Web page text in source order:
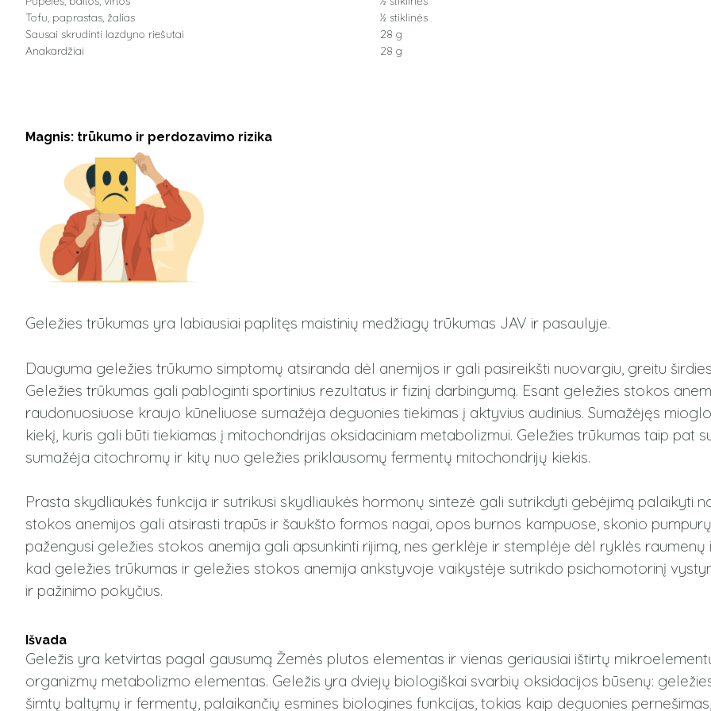
Tofu, paprastas, žalias
½ stiklinės
Sausai skrudinti lazdyno riešutai
28 g
Anakardžiai
28 g
Magnis: trūkumo ir perdozavimo rizika
Geležies trūkumas yra labiausiai paplitęs maistinių medžiagų trūkumas JAV ir pasaulyje.
Dauguma geležies trūkumo simptomų atsiranda dėl anemijos ir gali pasireikšti nuovargiu, greitu
Geležies trūkumas gali pabloginti sportinius rezultatus ir fizinį darbingumą. Esant geležies stokos
raudonuosiuose kraujo kūneliuose sumažėja deguonies tiekimas į aktyvius audinius. Sumažėjęs
kiekį, kuris gali būti tiekiamas į mitochondrijas oksidaciniam metabolizmui. Geležies trūkumas taip pat
sumažėja citochromų ir kitų nuo geležies priklausomų fermentų mitochondrijų kiekis.
Prasta skydliaukės funkcija ir sutrikusi skydliaukės hormonų sintezė gali sutrikdyti gebėjimą palaikyti
stokos anemijos gali atsirasti trapūs ir šaukšto formos nagai, opos burnos kampuose, skonio
pažengusi geležies stokos anemija gali apsunkinti rijimą, nes gerklėje ir stemplėje dėl ryklės raumenų
kad geležies trūkumas ir geležies stokos anemija ankstyvoje vaikystėje sutrikdo psichomotorinį
ir pažinimo pokyčius.
Išvada
Geležis yra ketvirtas pagal gausumą Žemės plutos elementas ir vienas geriausiai ištirtų
organizmų metabolizmo elementas. Geležis yra dviejų biologiškai svarbių oksidacijos būsenų:
šimtų baltymų ir fermentų, palaikančių esmines biologines funkcijas, tokias kaip deguonies